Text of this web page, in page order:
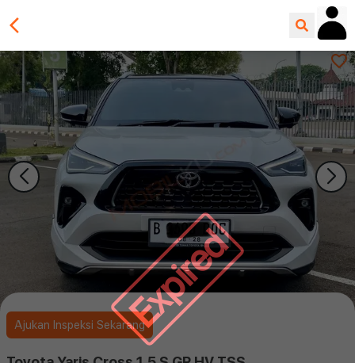
Expired
Ajukan Inspeksi Sekarang